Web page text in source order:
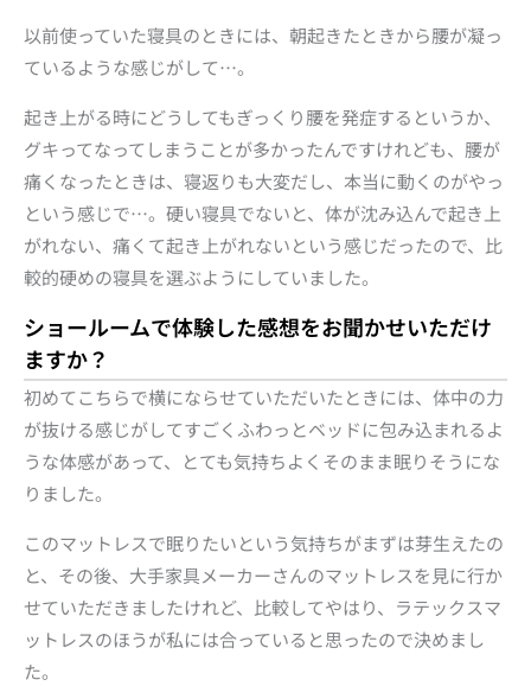
以前使っていた寝具のときには、朝起きたときから腰が凝っ
ているような感じがして…。
起き上がる時にどうしてもぎっくり腰を発症するというか、
グキってなってしまうことが多かったんですけれども、腰が
痛くなったときは、寝返りも大変だし、本当に動くのがやっ
という感じで…。硬い寝具でないと、体が沈み込んで起き上
がれない、痛くて起き上がれないという感じだったので、比
較的硬めの寝具を選ぶようにしていました。
ショールームで体験した感想をお聞かせいただけ
ますか？
初めてこちらで横にならせていただいたときには、体中の力
が抜ける感じがしてすごくふわっとベッドに包み込まれるよ
うな体感があって、とても気持ちよくそのまま眠りそうにな
りました。
このマットレスで眠りたいという気持ちがまずは芽生えたの
と、その後、大手家具メーカーさんのマットレスを見に行か
せていただきましたけれど、比較してやはり、ラテックスマ
ットレスのほうが私には合っていると思ったので決めまし
た。